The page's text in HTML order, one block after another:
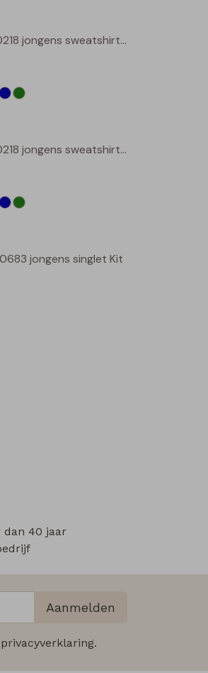
Bogan W20218 jongens sweatshirt Beige
Bogan W20218 jongens sweatshirt Mint
jongens singlet Kit
dan 40 jaar
Aanmelden